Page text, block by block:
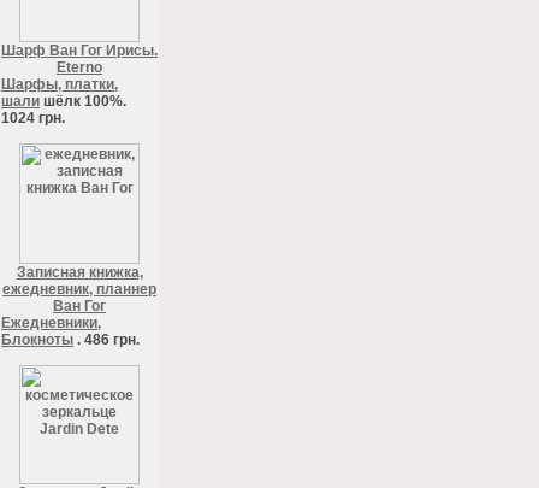
Шарф Ван Гог Ирисы.
Eterno
Шарфы, платки,
шали шёлк 100%.
1024 грн.
Записная книжка,
ежедневник, планнер
Ван Гог
Ежедневники,
Блокноты . 486 грн.